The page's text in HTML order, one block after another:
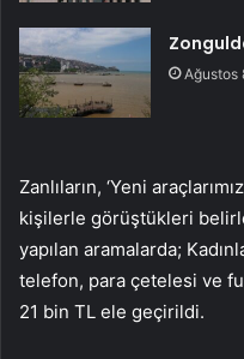
Ağustos
Zanlıların, ‘Yeni
kişilerle görüştükleri
yapılan aramalarda;
telefon, para çetelesi ve
21 bin TL ele geçirildi.